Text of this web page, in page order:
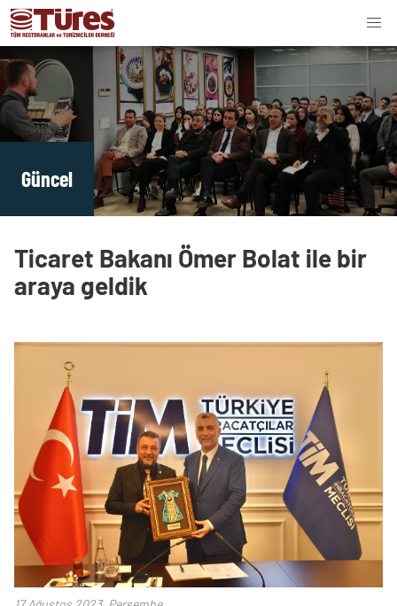
Güncel
Ticaret Bakanı Ömer Bolat ile bir
araya geldik